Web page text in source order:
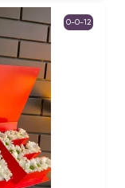
0-0-12